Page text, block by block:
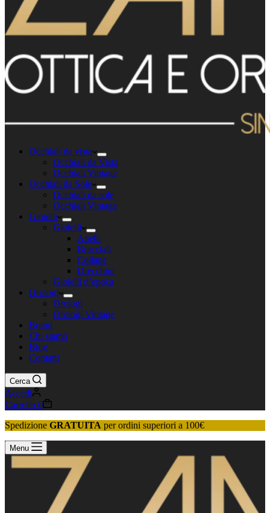
Occhiali da vista
Occhiali da Vista
Occhiali Vintage
Occhiali da Sole
Occhiali da sole
Occhiali Vintage
Gioielli
Gioielli
Anelli
Bracciali
Collane
Orecchini
Gioielli d’epoca
Orologi
Orologi
Orologi Vintage
Brand
Chi siamo
Blog
Contatti
Cerca
Accedi
Carrello 0
Spedizione GRATUITA per ordini superiori a 100€
Menu